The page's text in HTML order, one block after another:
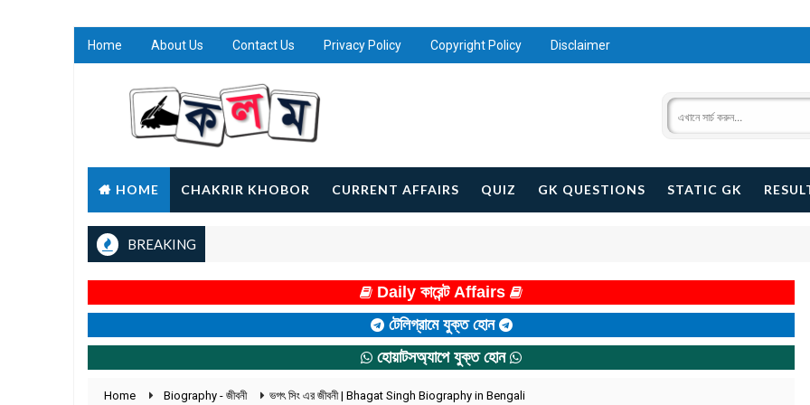
Home About Us Contact Us Privacy Policy Copyright Policy Disclaimer
HOME CHAKRIR KHOBOR CURRENT AFFAIRS QUIZ GK QUESTIONS STATIC GK
BREAKING
Daily কারেন্ট Affairs
টেলিগ্রামে যুক্ত হোন
হোয়াটসঅ্যাপে যুক্ত হোন
Home Biography - জীবনী ভগৎ সিং এর জীবনী | Bhagat Singh Biography in Bengali